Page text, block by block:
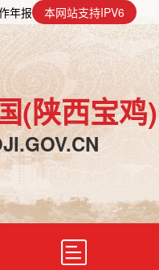
年报 本网站支持IPV6
(陕西宝鸡)